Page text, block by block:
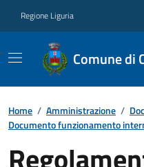
Regione Liguria
Comune di
Home / Amministrazione /
Documento funzionamento